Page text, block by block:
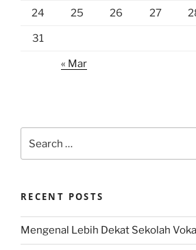
24 25 26 27
31
« Mar
for:
RECENT POSTS
Mengenal Lebih Dekat Sekolah